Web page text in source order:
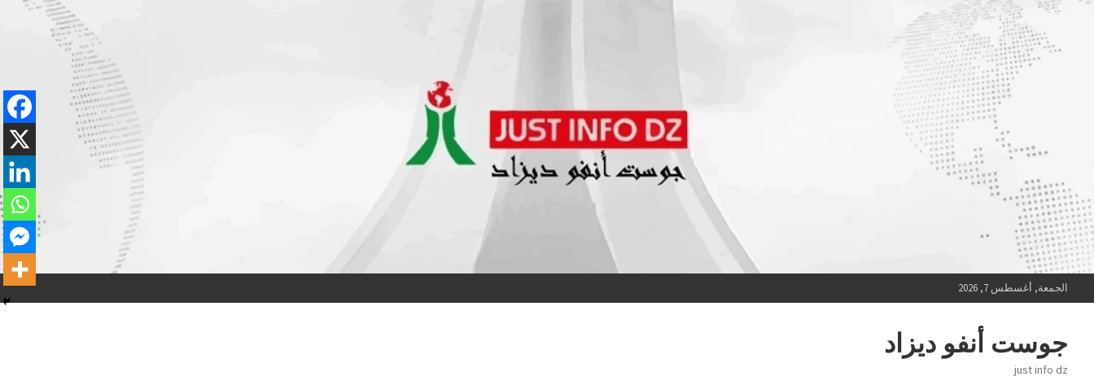
Skip
content
الجمعة, أغسطس 7, 2026
جوست أنفو ديزاد
just info dz